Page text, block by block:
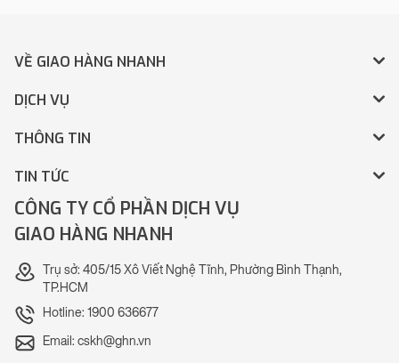
VỀ GIAO HÀNG NHANH
DỊCH VỤ
THÔNG TIN
TIN TỨC
CÔNG TY CỔ PHẦN DỊCH VỤ
GIAO HÀNG NHANH
Trụ sở: 405/15 Xô Viết Nghệ Tĩnh, Phường Bình Thạnh,
TP.HCM
Hotline: 1900 636677
Email: cskh@ghn.vn